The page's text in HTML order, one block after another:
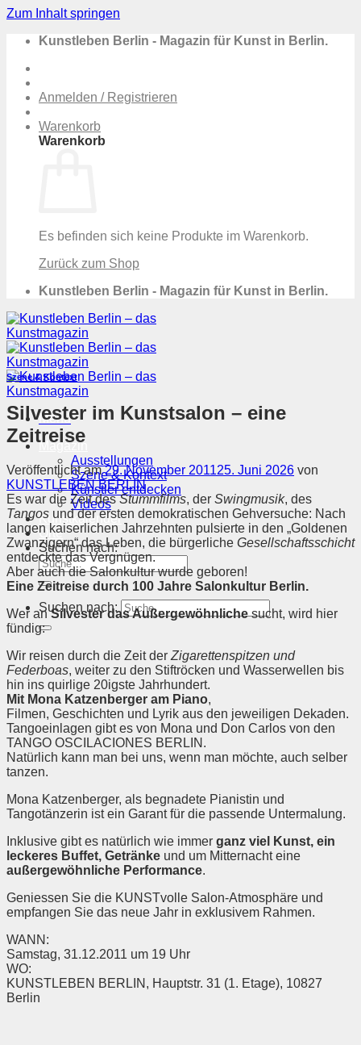
Zum Inhalt springen
Kunstleben Berlin - Magazin für Kunst in Berlin.
Anmelden / Registrieren
Warenkorb
Warenkorb
Es befinden sich keine Produkte im Warenkorb.
Zurück zum Shop
Kunstleben Berlin - Magazin für Kunst in Berlin.
Menü
Magazin
Ausstellungen
Szene & Kontext
Künstler entdecken
Videos
Kunstkalender
Orte
Suchen nach:
Suchen nach:
Szene & Kontext
Silvester im Kunstsalon – eine
Zeitreise
Veröffentlicht am29. November 201125. Juni 2026 von
KUNSTLEBEN BERLIN
Es war die Zeit desStummfilms, der Swingmusik, des
Tangos und der ersten demokratischen Gehversuche: Nach
langen kaiserlichen Jahrzehnten pulsierte in den „Goldenen
Zwanzigern“ das Leben, die bürgerliche Gesellschaftsschicht
entdeckte das Vergnügen.
Aber auch die Salonkultur wurde geboren!
Eine Zeitreise durch 100 Jahre Salonkultur Berlin.
Wer anSilvester das Außergewöhnlichesucht, wird hier
fündig:
Wir reisen durch die Zeit der Zigarettenspitzen und
Federboas, weiter zu den Stiftröcken und Wasserwellen bis
hin ins quirlige 20igste Jahrhundert.
Mit Mona Katzenberger am Piano,
Filmen, Geschichten und Lyrik aus den jeweiligen Dekaden.
Tangoeinlagen gibt es von Mona und Don Carlos von den
TANGO OSCILACIONES BERLIN.
Natürlich kann man bei uns, wenn man möchte, auch selber
tanzen.
Mona Katzenberger, als begnadete Pianistin und
Tangotänzerin ist ein Garant für die passende Untermalung.
Inklusive gibt es natürlich wie immer ganz viel Kunst, ein
leckeres Buffet, Getränke und um Mitternacht eine
außergewöhnliche Performance.
Geniessen Sie die KUNSTvolle Salon-Atmosphäre und
empfangen Sie das neue Jahr in exklusivem Rahmen.
WANN:
Samstag, 31.12.2011 um 19 Uhr
WO:
KUNSTLEBEN BERLIN, Hauptstr. 31 (1. Etage), 10827
Berlin